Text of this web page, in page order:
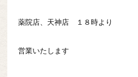
薬院店、天神店 １８時より
営業いたします